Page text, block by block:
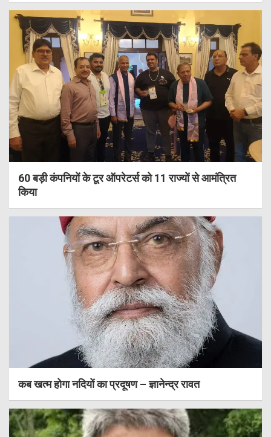
60 बड़ी कंपनियों के टूर ऑपरेटर्स को 11 राज्यों से आमंत्रित
किया
कब खत्म होगा नदियों का प्रदूषण – ज्ञानेन्द्र रावत